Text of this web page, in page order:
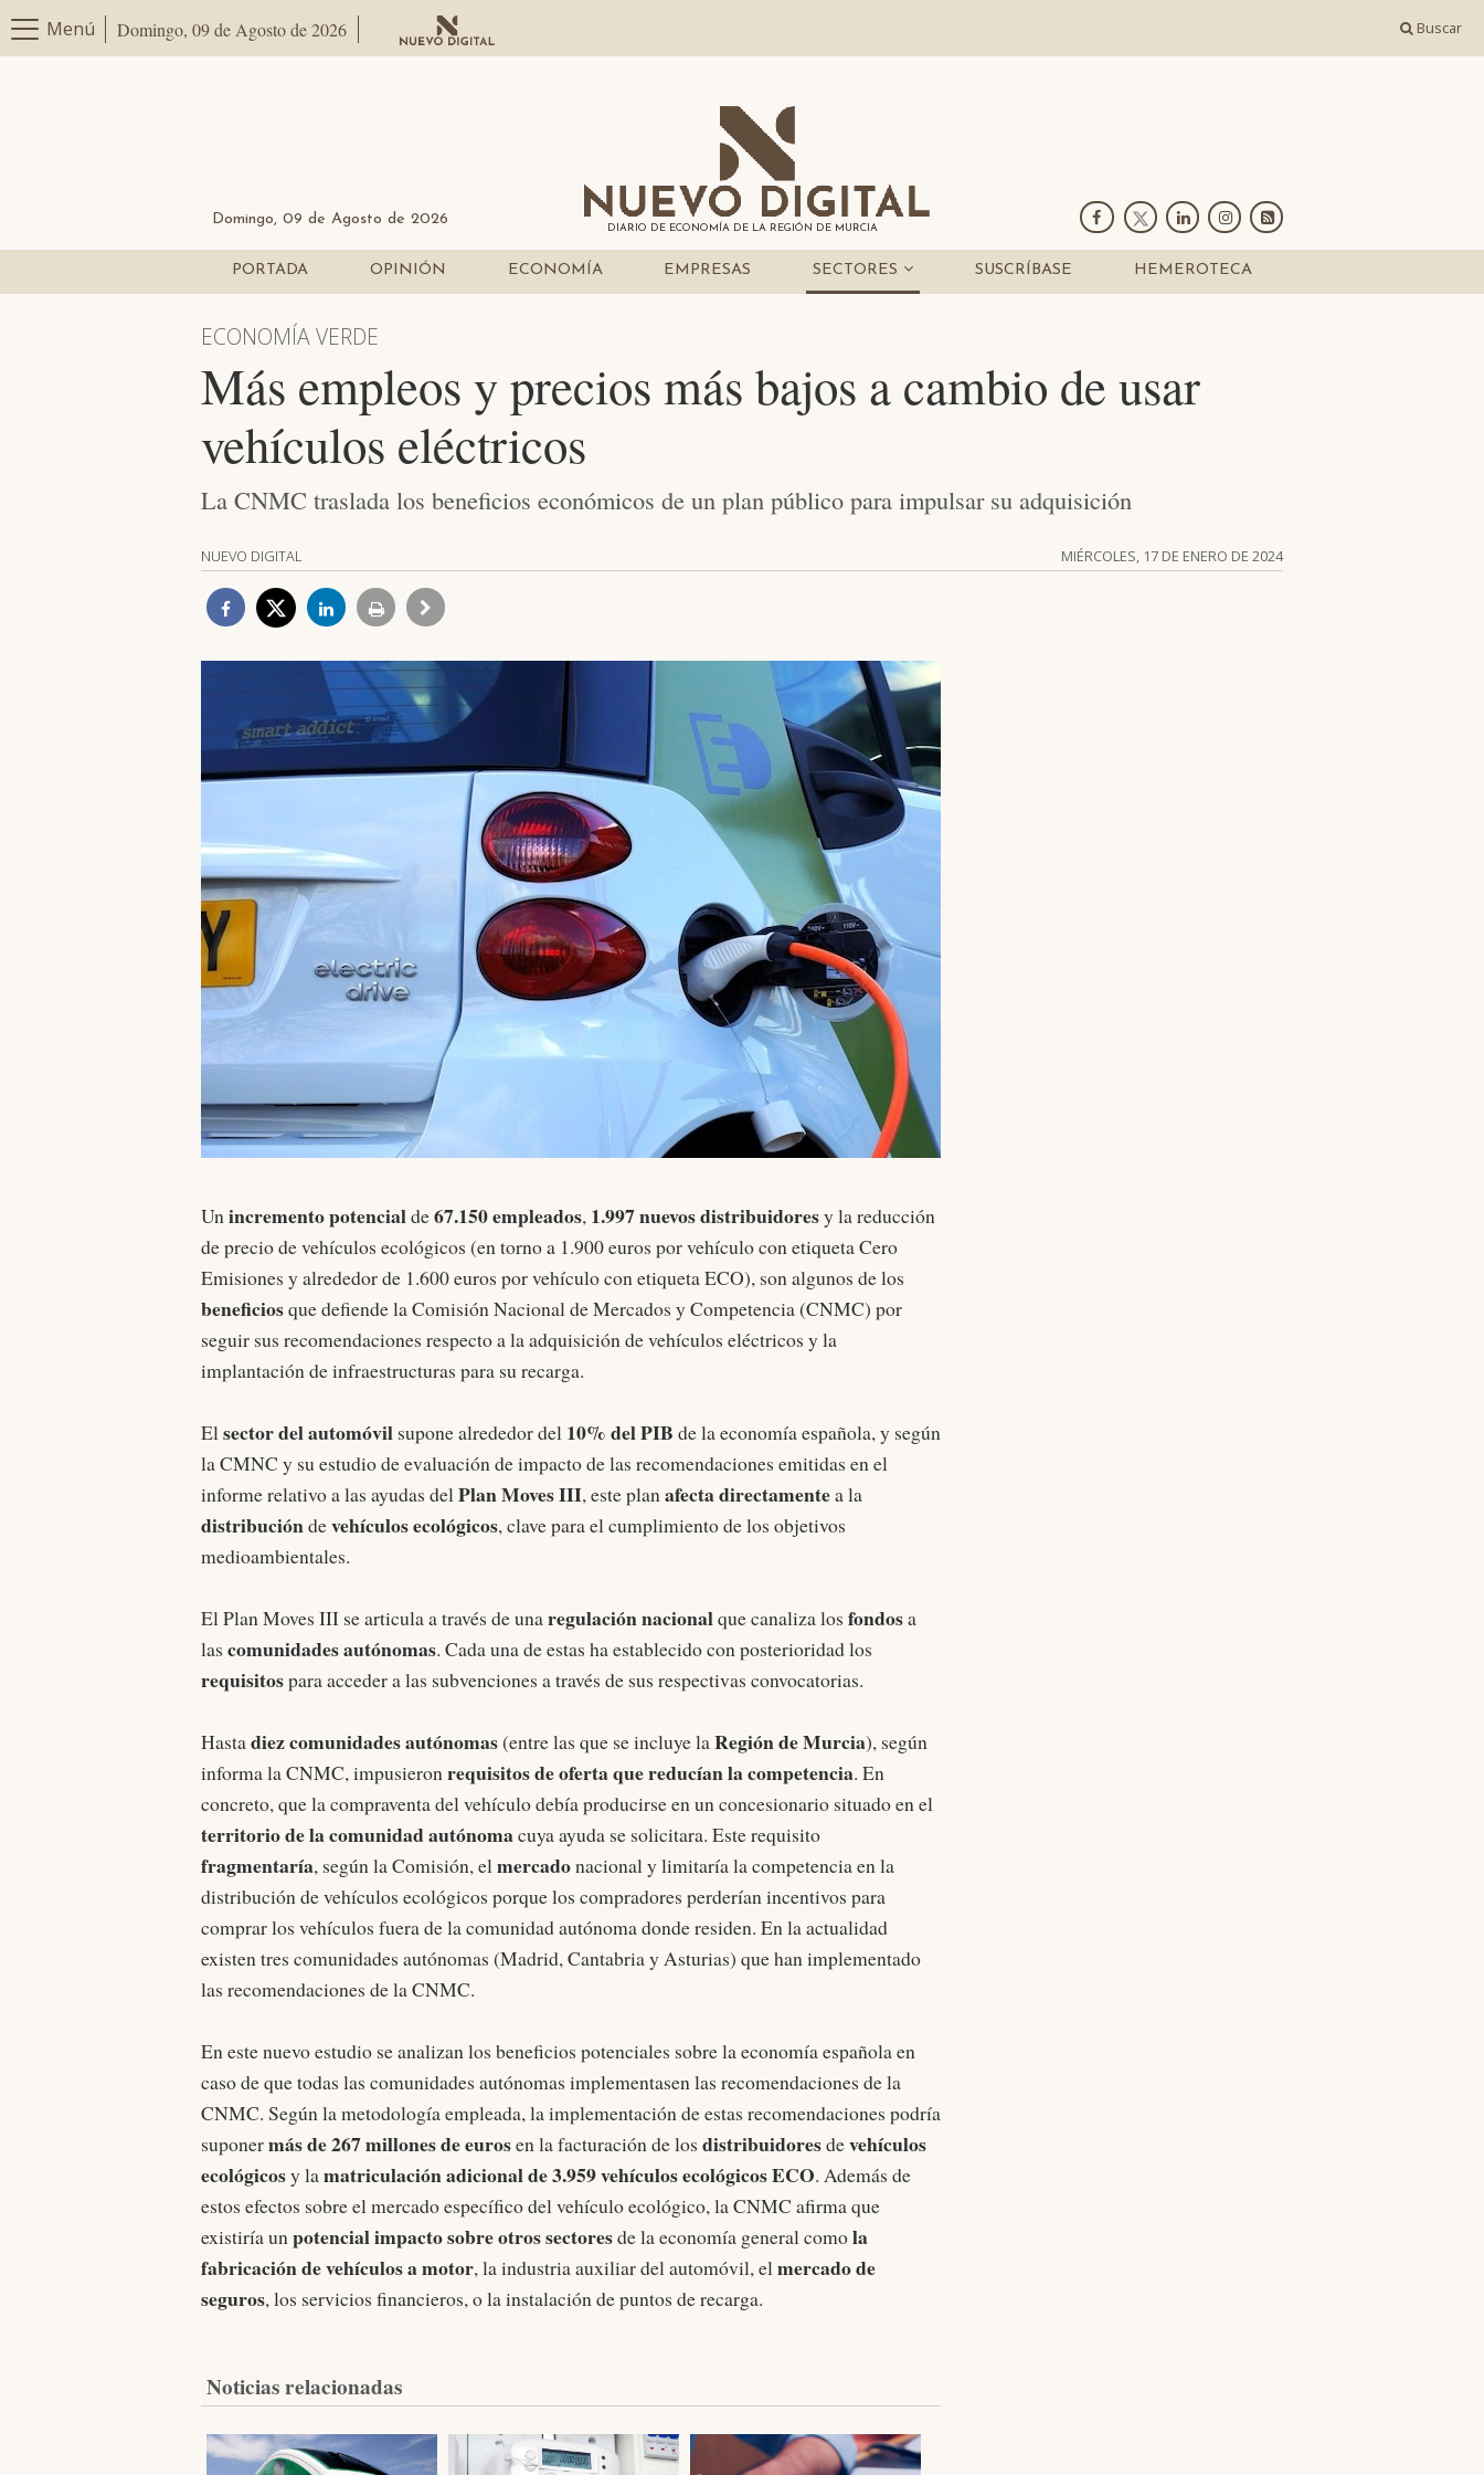
Menú Domingo, 09 de Agosto de 2026 Buscar
Domingo, 09 de Agosto de 2026
DIARIO DE ECONOMÍA DE LA REGIÓN DE MURCIA
PORTADA OPINIÓN ECONOMÍA EMPRESAS SECTORES SUSCRÍBASE HEMEROTECA
ECONOMÍA VERDE
Más empleos y precios más bajos a cambio de usar
vehículos eléctricos
La CNMC traslada los beneficios económicos de un plan público para impulsar su adquisición
NUEVO DIGITAL MIÉRCOLES, 17 DE ENERO DE 2024
Unincremento potencialde67.150 empleados, 1.997 nuevos distribuidoresy la reducción
de precio de vehículos ecológicos (en torno a 1.900 euros por vehículo con etiqueta Cero
Emisiones y alrededor de 1.600 euros por vehículo con etiqueta ECO), son algunos de los
beneficiosque defiende la Comisión Nacional de Mercados y Competencia (CNMC) por
seguir sus recomendaciones respecto a la adquisición de vehículos eléctricos y la
implantación de infraestructuras para su recarga.
Elsector del automóvil supone alrededor del 10% del PIB de la economía española, y según
la CMNC y su estudio de evaluación de impacto de las recomendaciones emitidas en el
informe relativo a las ayudas delPlan Moves III, este planafecta directamentea la
distribucióndevehículos ecológicos, clave para el cumplimiento de los objetivos
medioambientales.
El Plan Moves III se articula a través de unaregulación nacionalque canaliza los fondosa
las comunidades autónomas. Cada una de estas ha establecido con posterioridad los
requisitospara acceder a las subvenciones a través de sus respectivas convocatorias.
Hastadiez comunidades autónomas(entre las que se incluye laRegión de Murcia), según
informa la CNMC, impusieronrequisitos de oferta que reducían la competencia. En
concreto, que la compraventa del vehículo debía producirse en un concesionario situado en el
territorio de la comunidad autónomacuya ayuda se solicitara. Este requisito
fragmentaría, según la Comisión, elmercadonacional y limitaría la competencia en la
distribución de vehículos ecológicos porque los compradores perderían incentivos para
comprar los vehículos fuera de la comunidad autónoma donde residen. En la actualidad
existen tres comunidades autónomas (Madrid, Cantabria y Asturias) que han implementado
las recomendaciones de la CNMC.
En este nuevo estudio se analizan los beneficios potenciales sobre la economía española en
caso de que todas las comunidades autónomas implementasen las recomendaciones de la
CNMC. Según la metodología empleada, la implementación de estas recomendaciones podría
suponermás de 267 millones de eurosen la facturación de los distribuidoresdevehículos
ecológicosy lamatriculación adicional de 3.959 vehículos ecológicos ECO. Además de
estos efectos sobre el mercado específico del vehículo ecológico, la CNMC afirma que
existiría unpotencial impacto sobre otros sectoresde la economía general comola
fabricación de vehículos a motor, la industria auxiliar del automóvil, elmercado de
seguros, los servicios financieros, o la instalación de puntos de recarga.
Noticias relacionadas